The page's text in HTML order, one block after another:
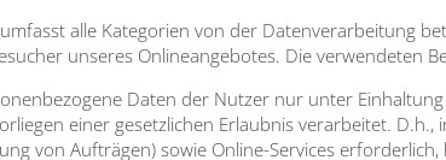
alle Kate­go­rien von der Daten­ver­ar­bei­tung
unse­res Online­an­ge­bo­tes. Die ver­wen­de­ten
Daten der Nut­zer nur unter
einer gesetz­li­chen Erlaub­nis ver­ar­bei­tet.
von Auf­trä­gen) sowie Online-Ser­vices